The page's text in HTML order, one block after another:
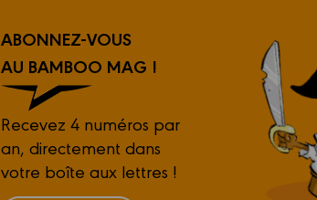
ABONNEZ-VOUS
AU BAMBOO MAG !
Recevez 4 numéros par
an, directement dans
votre boîte aux lettres !